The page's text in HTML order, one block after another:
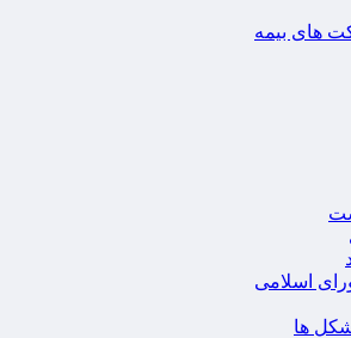
های بیمه
اسلامی
ها